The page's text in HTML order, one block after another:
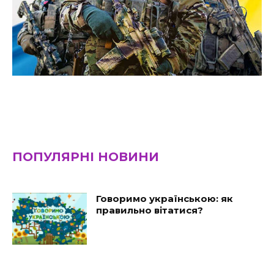
ПОПУЛЯРНІ НОВИНИ
Говоримо українською: як
правильно вітатися?